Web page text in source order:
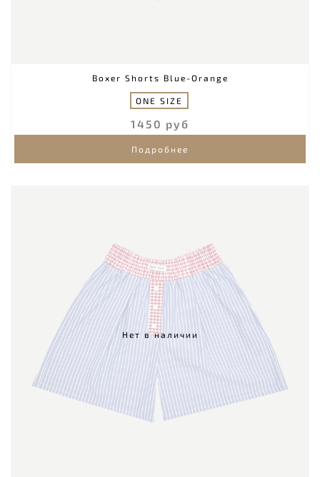
Boxer Shorts Blue-Orange
ONE SIZE
1450 руб
Подробнее
Нет в наличии